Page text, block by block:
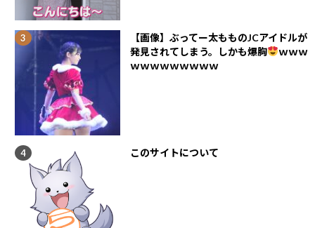
【画像】ぶってー太もものJCアイドルが
発見されてしまう。しかも爆胸
ｗｗｗ
ｗｗｗｗｗｗｗｗｗ
このサイトについて